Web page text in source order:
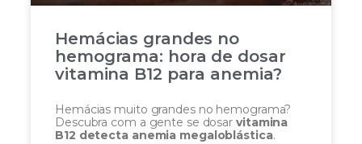
Hemácias grandes no
hemograma: hora de dosar
vitamina B12 para anemia?
Hemácias muito grandes no hemograma?
Descubra com a gente se dosar vitamina
B12 detecta anemia megaloblástica.